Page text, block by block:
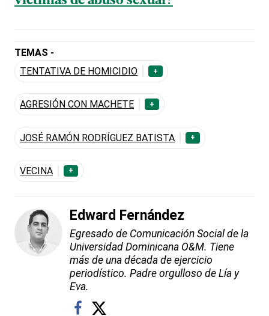
TEMAS -
TENTATIVA DE HOMICIDIO
+
AGRESIÓN CON MACHETE +
JOSÉ RAMÓN RODRÍGUEZ BATISTA +
VECINA +
Edward Fernández
Egresado de Comunicación Social de la
Universidad Dominicana O&M. Tiene
más de una década de ejercicio
periodístico. Padre orgulloso de Lía y
Eva.